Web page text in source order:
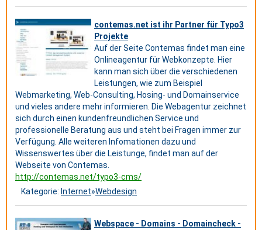
contemas.net ist ihr Partner für Typo3
Projekte
Auf der Seite Contemas findet man eine
Onlineagentur für Webkonzepte. Hier
kann man sich über die verschiedenen
Leistungen, wie zum Beispiel
Webmarketing, Web-Consulting, Hosing- und Domainservice
und vieles andere mehr informieren. Die Webagentur zeichnet
sich durch einen kundenfreundlichen Service und
professionelle Beratung aus und steht bei Fragen immer zur
Verfügung. Alle weiteren Infomationen dazu und
Wissenswertes über die Leistunge, findet man auf der
Webseite von Contemas.
http://contemas.net/typo3-cms/
Kategorie: Internet»Webdesign
Webspace - Domains - Domaincheck -